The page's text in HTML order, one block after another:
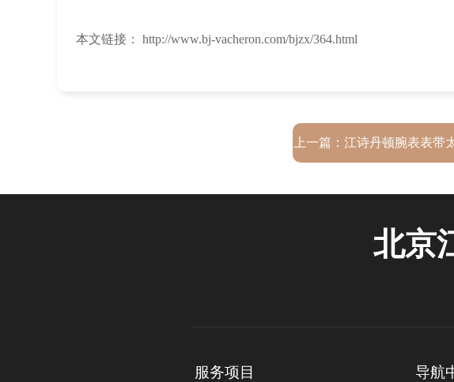
本文链接： http://www.bj-vacheron.com/bjzx/364.html
上一篇： 江诗丹顿腕表表带
北京
服务项目 导航